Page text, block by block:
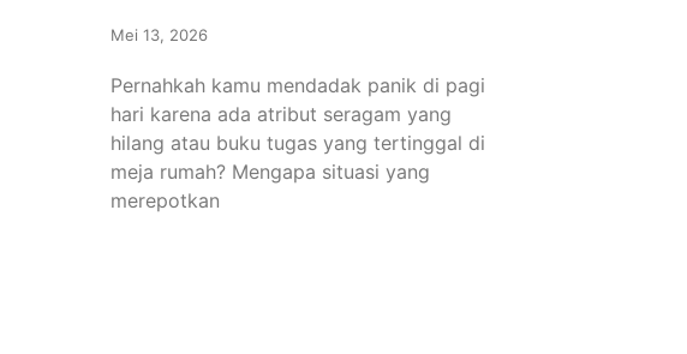
Mei 13, 2026
Pernahkah kamu mendadak panik di pagi
hari karena ada atribut seragam yang
hilang atau buku tugas yang tertinggal di
meja rumah? Mengapa situasi yang
merepotkan